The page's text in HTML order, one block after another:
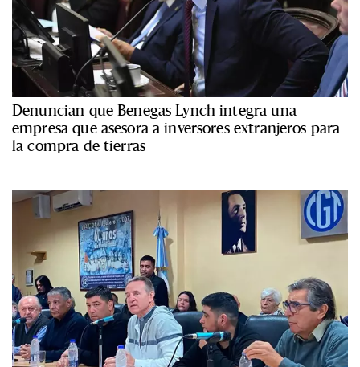
Denuncian que Benegas Lynch integra una
empresa que asesora a inversores extranjeros para
la compra de tierras